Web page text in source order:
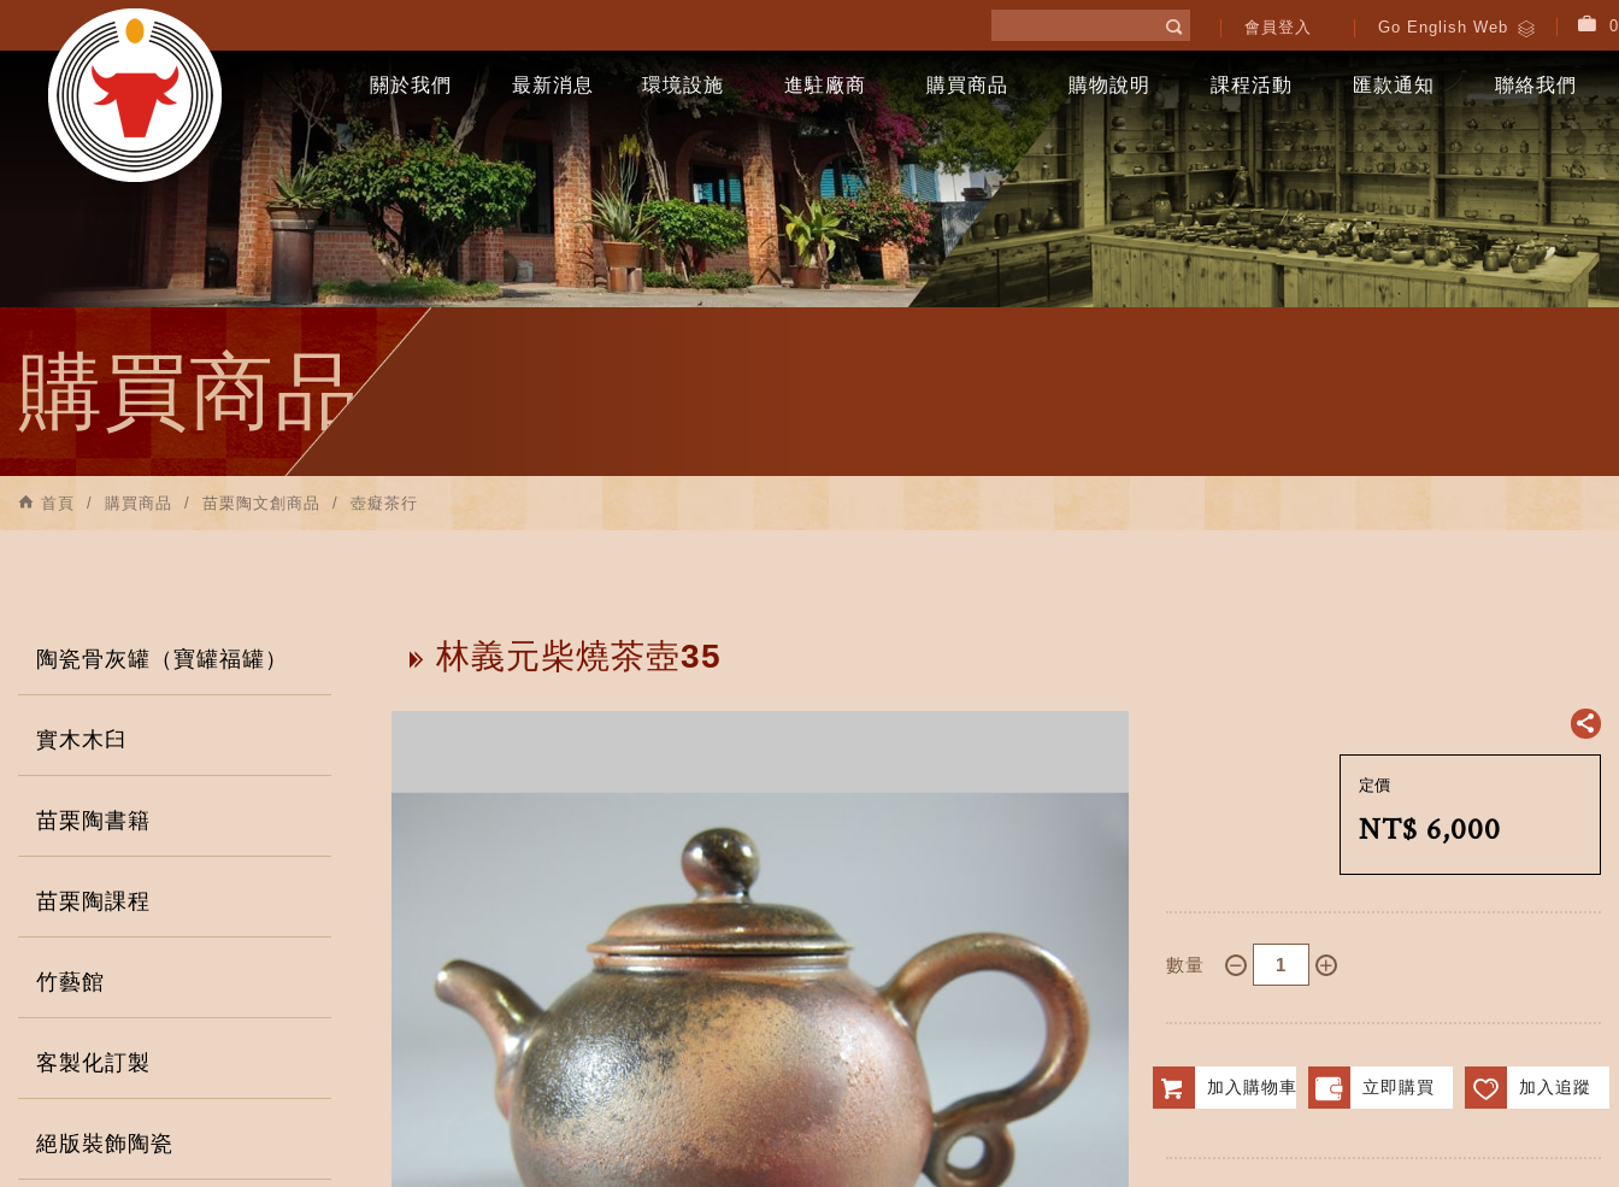
會員登入 Go English Web 0
關於我們 最新消息 環境設施 進駐廠商 購買商品 購物說明 課程活動 匯款通知 聯絡我們
購買商品
首頁 購買商品 苗栗陶文創商品 壺癡茶行
陶瓷骨灰罐（寶罐福罐）
實木木臼
苗栗陶書籍
苗栗陶課程
竹藝館
客製化訂製
絕版裝飾陶瓷
林義元柴燒茶壺35
定價
NT$ 6,000
數量
加入購物車 立即購買 加入追蹤